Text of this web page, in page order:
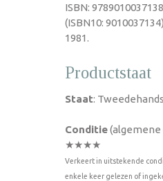
ISBN: 9789010037138
(ISBN10:
1981.
Productstaat
Staat: Tweedehands
Conditie
★★★★
Verkeert in uitstekende
enkele keer gelezen of